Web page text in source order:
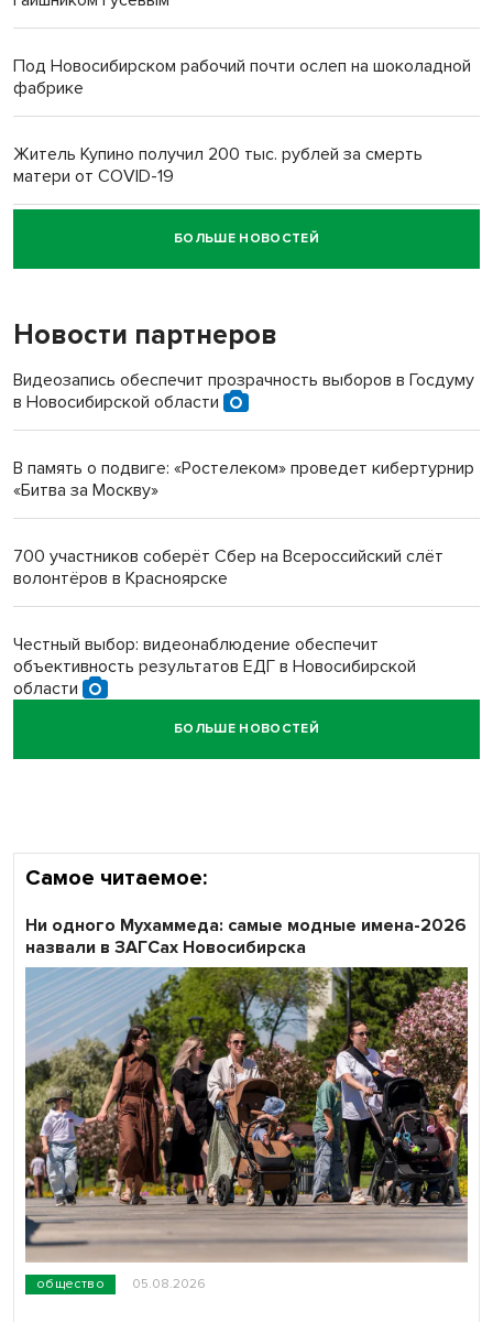
Под Новосибирском рабочий почти ослеп на шоколадной
фабрике
Житель Купино получил 200 тыс. рублей за смерть
матери от COVID-19
Новосибирский суд наказал водителя за смерть
пенсионерки на вокзале
«Мы живём на пастбище!»: в новосибирском селе лошади
терроризируют жителей
Инвалид получил условный срок за избиение врачей
Новосибирский преподаватель с женой вошли в топ-16
Обновлённое отделение ВТБ открылось в Искитиме
БОЛЬШЕ НОВОСТЕЙ
Новости партнеров
Видеозапись обеспечит прозрачность выборов в Госдуму
в Новосибирской области
В память о подвиге: «Ростелеком» проведет кибертурнир
«Битва за Москву»
700 участников соберёт Сбер на Всероссийский слёт
волонтёров в Красноярске
Честный выбор: видеонаблюдение обеспечит
объективность результатов ЕДГ в Новосибирской
области
Кибертанки пошли в бой: «Ростелеком» объявляет
БОЛЬШЕ НОВОСТЕЙ
Самое читаемое:
общество 05.08.2026
Ни одного Мухаммеда: самые модные имена-2026
назвали в ЗАГСах Новосибирска